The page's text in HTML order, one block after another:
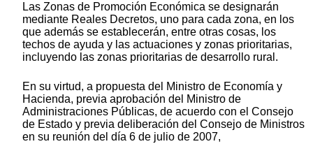
Las Zonas de Promoción Económica se designarán
mediante Reales Decretos, uno para cada zona, en los
que además se establecerán, entre otras cosas, los
techos de ayuda y las actuaciones y zonas prioritarias,
incluyendo las zonas prioritarias de desarrollo rural.
En su virtud, a propuesta del Ministro de Economía y
Hacienda, previa aprobación del Ministro de
Administraciones Públicas, de acuerdo con el Consejo
de Estado y previa deliberación del Consejo de Ministros
en su reunión del día 6 de julio de 2007,